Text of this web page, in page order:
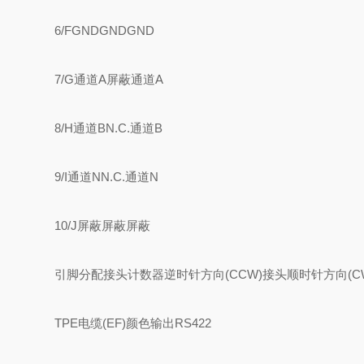
6/FGNDGNDGND
7/G通道A屏蔽通道A
8/H通道BN.C.通道B
9/I通道NN.C.通道N
10/J屏蔽屏蔽屏蔽
引脚分配接头计数器逆时针方向(CCW)接头顺时针方向
TPE电缆(EF)颜色输出RS422